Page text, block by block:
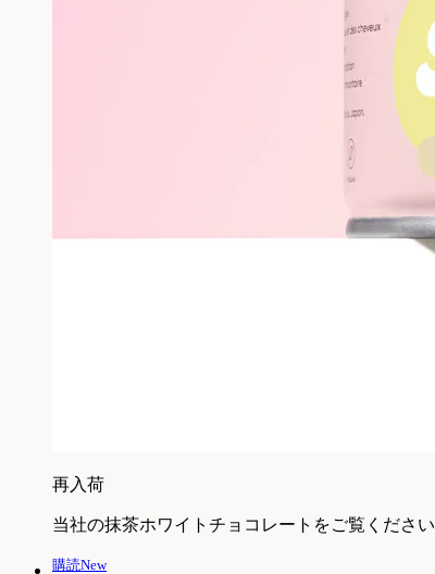
再入荷
当社の抹茶ホワイトチョコレートをご覧ください
購読New